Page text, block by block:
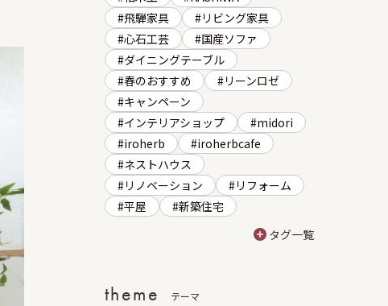
飛騨家具
リビング家具
心石工芸
国産ソファ
ダイニングテーブル
春のおすすめ
リーンロゼ
キャンペーン
インテリアショップ
midori
iroherb
iroherbcafe
ネストハウス
リノベーション
リフォーム
平屋
新築住宅
タグ一覧
theme テーマ